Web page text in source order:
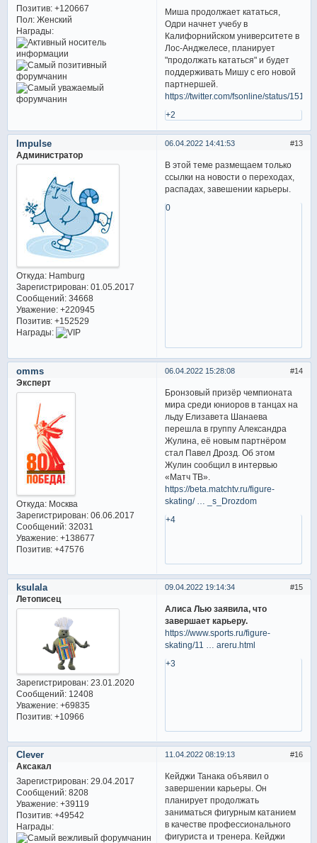
Позитив: +120667
Пол:Женский
Награды:
Миша продолжает кататься,
Одри начнет учебу в
Калифорнийском университете в
Лос-Анджелесе, планирует
"продолжать кататься" и будет
поддерживать Мишу с его новой
партнершей.
https://twitter.com/fsonline/status/
+2
13
06.04.2022 14:41:53
Impulse
Администратор
Откуда:Hamburg
Зарегистрирован: 01.05.2017
Сообщений:34668
Уважение: +220945
Позитив: +152529
Награды:
В этой теме размещаем только
ссылки на новости о переходах,
распадах, завешении карьеры.
0
14
06.04.2022 15:28:08
omms
Эксперт
Откуда:Москва
Зарегистрирован: 06.06.2017
Сообщений:32031
Уважение: +138677
Позитив: +47576
Бронзовый призёр чемпионата
мира среди юниоров в танцах на
льду Елизавета Шанаева
перешла в группу Александра
Жулина, её новым партнёром
стал Павел Дрозд. Об этом
Жулин сообщил в интервью
«Матч ТВ».
https://beta.matchtv.ru/figure-
skating/ … _s_Drozdom
+4
15
09.04.2022 19:14:34
ksulala
Летописец
Зарегистрирован: 23.01.2020
Сообщений:12408
Уважение: +69835
Позитив: +10966
Алиса Лью заявила, что
завершает карьеру.
https://www.sports.ru/figure-
skating/11 … areru.html
+3
16
11.04.2022 08:19:13
Clever
Аксакал
Зарегистрирован: 29.04.2017
Сообщений:8208
Уважение: +39119
Позитив: +49542
Награды:
Кейджи Танака объявил о
завершении карьеры. Он
планирует продолжать
заниматься фигурным катанием
в качестве профессионального
фигуриста и тренера. Кейджи